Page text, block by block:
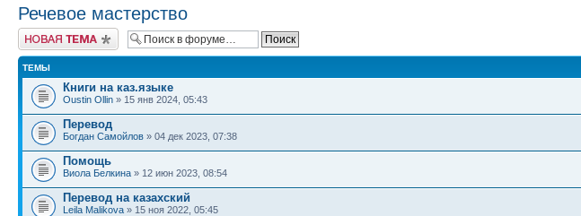
Речевое мастерство
Новая тема
ТЕМЫ
Книги на каз.языке
Oustin Ollin » 15 янв 2024, 05:43
Перевод
Богдан Самойлов » 04 дек 2023, 07:38
Помощь
Виола Белкина » 12 июн 2023, 08:54
Перевод на казахский
Leila Malikova » 15 ноя 2022, 05:45